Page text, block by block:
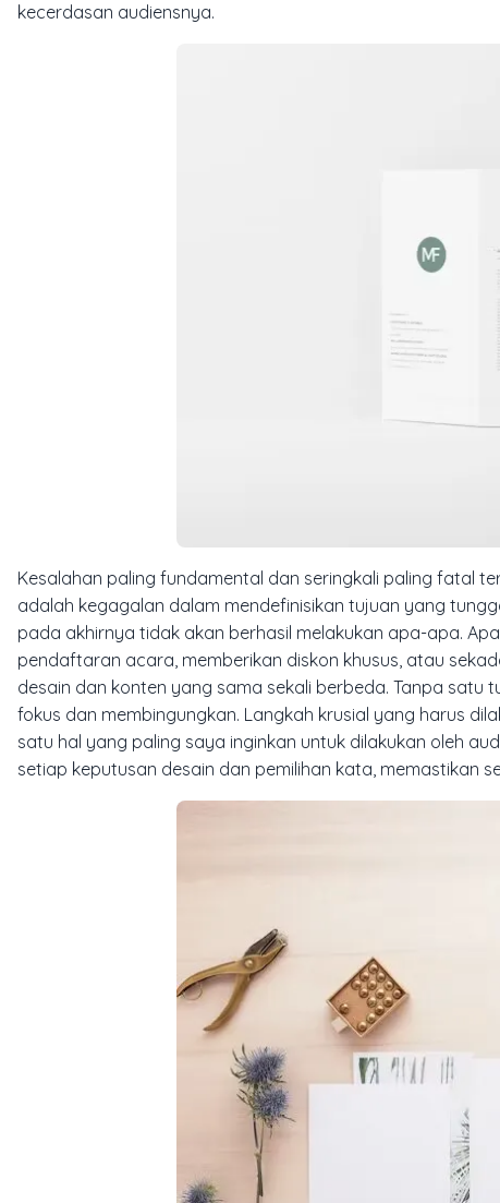
kecerdasan audiensnya.
Kesalahan paling fundamental dan seringkali paling fatal
adalah kegagalan dalam mendefinisikan tujuan yang
pada akhirnya tidak akan berhasil melakukan apa-apa.
pendaftaran acara, memberikan diskon khusus, atau
desain dan konten yang sama sekali berbeda. Tanpa
fokus dan membingungkan. Langkah krusial yang harus
satu hal yang paling saya inginkan untuk dilakukan oleh
setiap keputusan desain dan pemilihan kata, memastikan